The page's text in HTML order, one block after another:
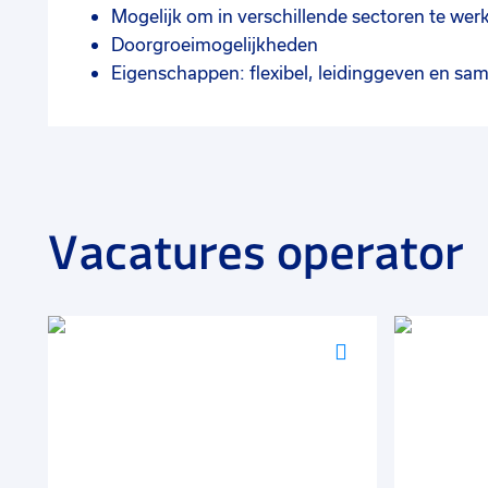
Mogelijk om in verschillende sectoren te
Doorgroeimogelijkheden
Eigenschappen: flexibel, leidinggeven en
Vacatures operator